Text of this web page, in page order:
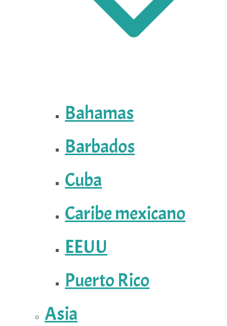
Bahamas
Barbados
Cuba
Caribe mexicano
EEUU
Puerto Rico
Asia